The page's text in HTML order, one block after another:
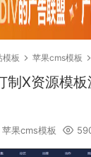
模板 苹果cms模板
制X资源模
苹果cms模板